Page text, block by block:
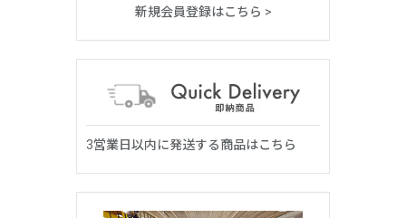
新規会員登録はこちら >
3営業日以内に発送する商品はこちら